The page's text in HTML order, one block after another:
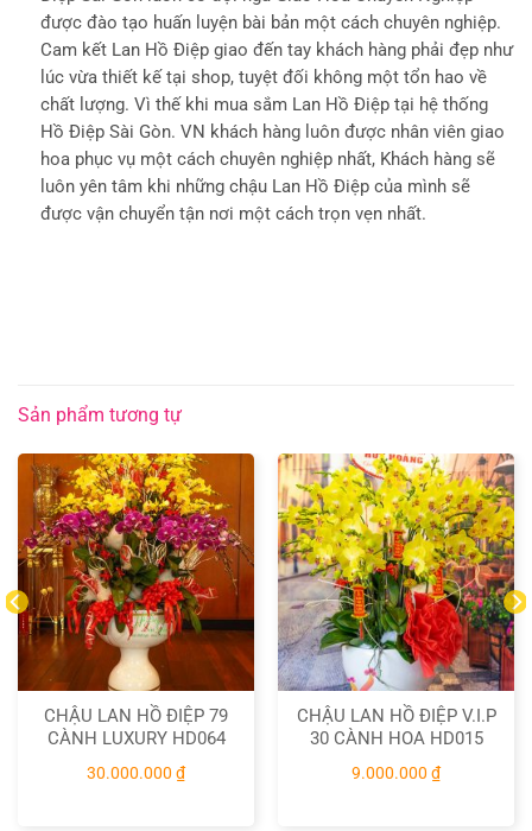
được đào tạo huấn luyện bài bản một cách chuyên nghiệp.
Cam kết Lan Hồ Điệp giao đến tay khách hàng phải đẹp như
lúc vừa thiết kế tại shop, tuyệt đối không một tổn hao về
chất lượng. Vì thế khi mua sắm Lan Hồ Điệp tại hệ thống
Hồ Điệp Sài Gòn. VN khách hàng luôn được nhân viên giao
hoa phục vụ một cách chuyên nghiệp nhất, Khách hàng sẽ
luôn yên tâm khi những chậu Lan Hồ Điệp của mình sẽ
được vận chuyển tận nơi một cách trọn vẹn nhất.
Sản phẩm tương tự
CHẬU LAN HỒ ĐIỆP 79
CÀNH LUXURY HD064
30.000.000 ₫
CHẬU LAN HỒ ĐIỆP V.I.P
30 CÀNH HOA HD015
9.000.000 ₫